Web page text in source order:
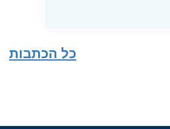
כל הכתבות